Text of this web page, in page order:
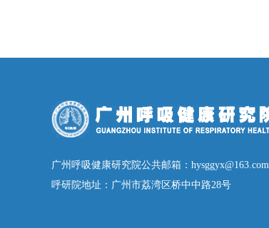
广州呼吸健康研究院公共邮箱：hysggyx@163.com
呼研院地址：广州市荔湾区桥中中路28号